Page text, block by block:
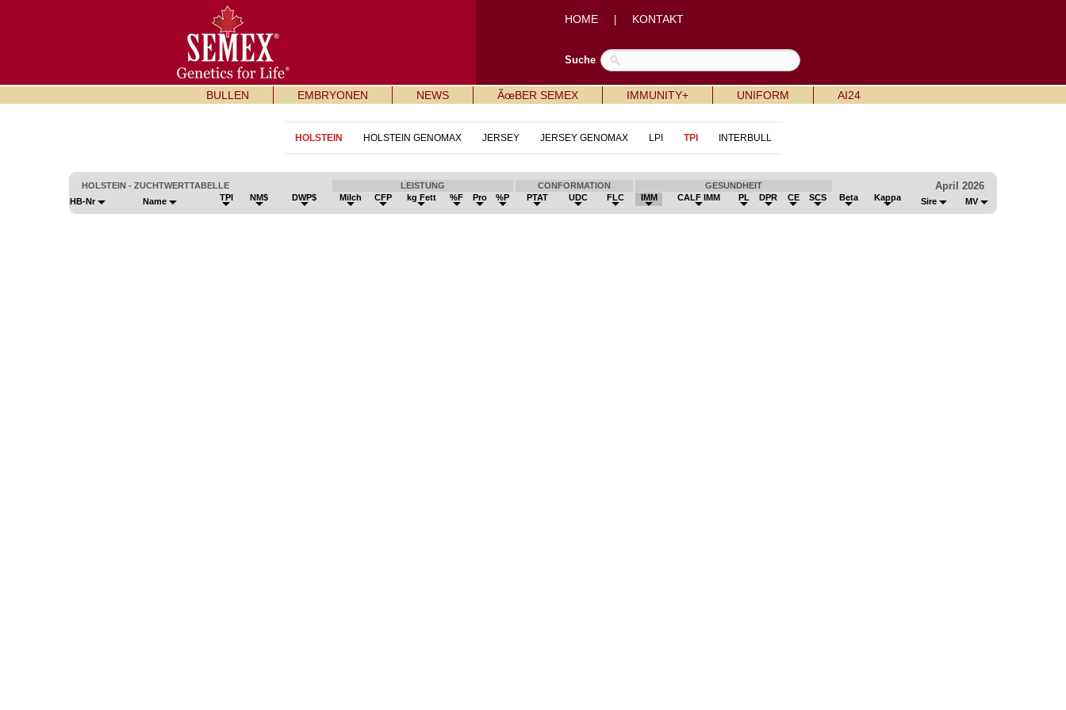
HOME KONTAKT
Suche
BULLEN EMBRYONEN NEWS ÃœBER SEMEX IMMUNITY+ UNIFORM AI24
HOLSTEIN HOLSTEIN GENOMAX JERSEY JERSEY GENOMAX LPI TPI INTERBULL
HOLSTEIN - ZUCHTWERTTABELLE LEISTUNG CONFORMATION GESUNDHEIT April 2026
HB-Nr Name TPI NM$ DWP$ Milch CFP kg Fett %F Pro %P PTAT UDC FLC IMM CALF IMM PL DPR CE SCS Beta Kappa Sire MV